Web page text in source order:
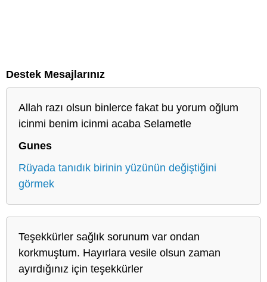
Destek Mesajlarınız
Allah razı olsun binlerce fakat bu yorum oğlum
icinmi benim icinmi acaba Selametle
Gunes
Rüyada tanıdık birinin yüzünün değiştiğini
görmek
Teşekkürler sağlık sorunum var ondan
korkmuştum. Hayırlara vesile olsun zaman
ayırdığınız için teşekkürler